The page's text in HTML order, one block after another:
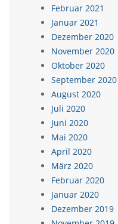
Februar 2021
Januar 2021
Dezember 2020
November 2020
Oktober 2020
September 2020
August 2020
Juli 2020
Juni 2020
Mai 2020
April 2020
März 2020
Februar 2020
Januar 2020
Dezember 2019